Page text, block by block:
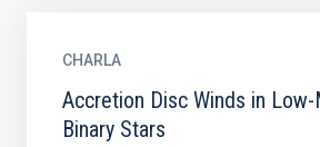
CHARLA
Accretion Disc Winds in Low-
Binary Stars